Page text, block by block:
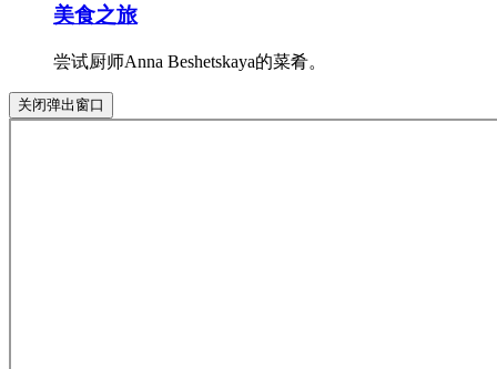
美食之旅
尝试厨师Anna Beshetskaya的菜肴。
关闭弹出窗口